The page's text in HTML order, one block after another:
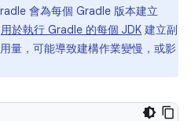
會為每個 Gradle 版本建立
用於執行 Gradle 的每個 JDK 建立副
量，可能導致建構作業變慢，或影